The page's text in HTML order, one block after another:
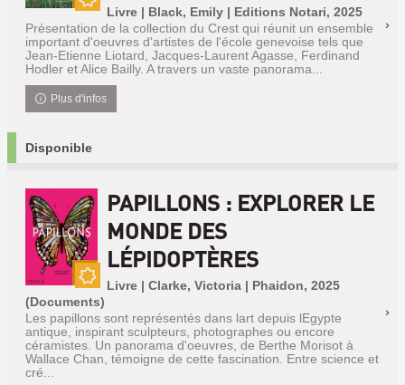
Livre | Black, Emily | Editions Notari, 2025
Présentation de la collection du Crest qui réunit un ensemble
important d'oeuvres d'artistes de l'école genevoise tels que
Jean-Etienne Liotard, Jacques-Laurent Agasse, Ferdinand
Hodler et Alice Bailly. A travers un vaste panorama...
Plus d'infos
Disponible
Nouveauté
PAPILLONS : EXPLORER LE
MONDE DES
LÉPIDOPTÈRES
Livre | Clarke, Victoria | Phaidon, 2025
(Documents)
Les papillons sont représentés dans lart depuis lEgypte
antique, inspirant sculpteurs, photographes ou encore
céramistes. Un panorama d'oeuvres, de Berthe Morisot à
Wallace Chan, témoigne de cette fascination. Entre science et
cré...